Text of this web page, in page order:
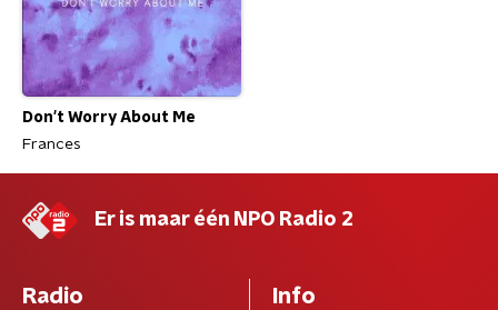
Don't Worry About Me
Frances
Er is maar één NPO Radio 2
Radio Info